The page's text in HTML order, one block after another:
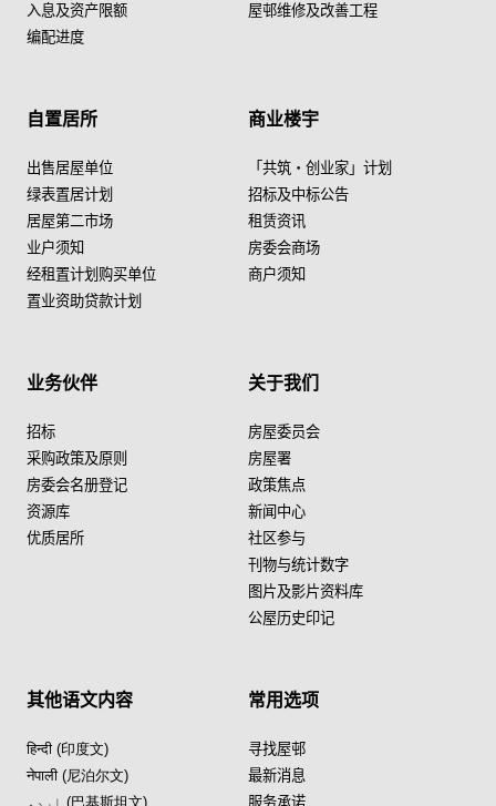
入息及资产限额
编配进度
屋邨维修及改善工程
自置居所
出售居屋单位
绿表置居计划
居屋第二市场
业户须知
经租置计划购买单位
置业资助贷款计划
商业楼宇
「共筑・创业家」计划
招标及中标公告
租赁资讯
房委会商场
商户须知
业务伙伴
招标
采购政策及原则
房委会名册登记
资源库
优质居所
关于我们
房屋委员会
房屋署
政策焦点
新闻中心
社区参与
刊物与统计数字
图片及影片资料库
公屋历史印记
其他语文内容
हिन्दी (印度文)
नेपाली (尼泊尔文)
اردو (巴基斯坦文)
常用选项
寻找屋邨
最新消息
服务承诺